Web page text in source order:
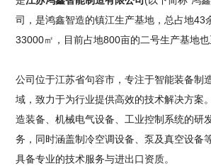
司，是鸿鑫智造的镇江生产基地，总占地43
33000㎡，目前占地800亩的二号生产基地也
公司位于江苏省句容市，专注于智能装备制
域，致力于为行业提供高效的技术解决方案
造装备、机械电气设备、工业控制系统的研
务，同时涵盖制冷空调设备、泵及真空设备
具备专业的技术服务与进出口资质。